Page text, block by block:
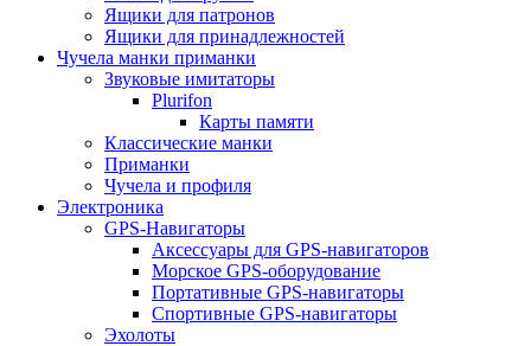
Ящики для патронов
Ящики для принадлежностей
Чучела манки приманки
Звуковые имитаторы
Plurifon
Карты памяти
Классические манки
Приманки
Чучела и профиля
Электроника
GPS-Навигаторы
Аксессуары для GPS-навигаторов
Морское GPS-оборудование
Портативные GPS-навигаторы
Спортивные GPS-навигаторы
Эхолоты